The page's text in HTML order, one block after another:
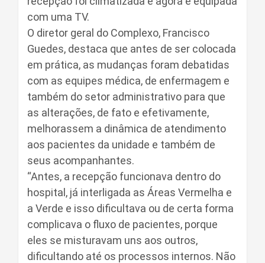
com uma TV.
O diretor geral do Complexo, Francisco
Guedes, destaca que antes de ser colocada
em prática, as mudanças foram debatidas
com as equipes médica, de enfermagem e
também do setor administrativo para que
as alterações, de fato e efetivamente,
melhorassem a dinâmica de atendimento
aos pacientes da unidade e também de
seus acompanhantes.
“Antes, a recepção funcionava dentro do
hospital, já interligada as Áreas Vermelha e
a Verde e isso dificultava ou de certa forma
complicava o fluxo de pacientes, porque
eles se misturavam uns aos outros,
dificultando até os processos internos. Não